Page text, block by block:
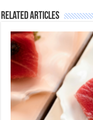
Related Articles